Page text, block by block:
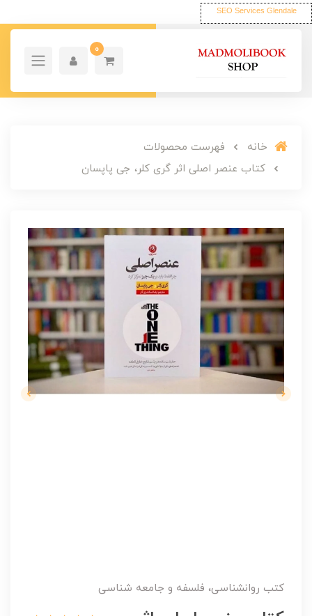
SEO Services Glendale
0
خانه
فهرست محصولات
کتاب عنصر اصلی اثر گری کلر، جی پاپسان
کتب روانشناسی، فلسفه و جامعه شناسی